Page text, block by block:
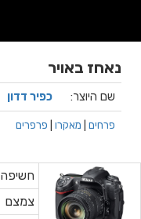
נאחז באויר
שם היוצר: כפיר דדון
פרחים מאקרו פרפרים
חשיפה
צמצם